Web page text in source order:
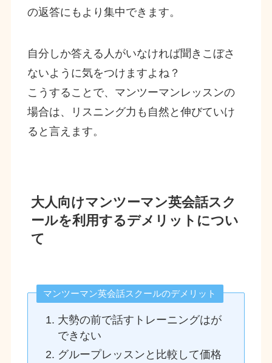
の返答にもより集中できます。
自分しか答える人がいなければ聞きこぼさ
ないように気をつけますよね？
こうすることで、マンツーマンレッスンの
場合は、リスニング力も自然と伸びていけ
ると言えます。
大人向けマンツーマン英会話スク
ールを利用するデメリットについ
て
マンツーマン英会話スクールのデメリット
大勢の前で話すトレーニングはが
できない
グループレッスンと比較して価格